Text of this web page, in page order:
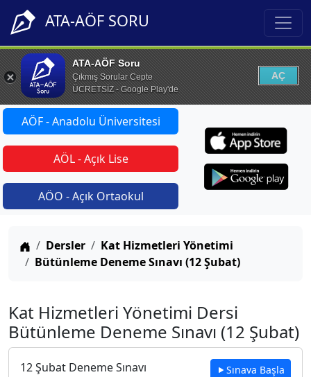
ATA-AÖF SORU
ATA-AÖF Soru
Çıkmış Sorular Cepte
ÜCRETSİZ - Google Play'de
AÇ
AÖF - Anadolu Üniversitesi
AÖL - Açık Lise
AÖO - Açık Ortaokul
Anasayfa
Dersler
Kat Hizmetleri Yönetimi
Bütünleme Deneme Sınavı (12 Şubat)
Kat Hizmetleri Yönetimi Dersi
Bütünleme Deneme Sınavı (12 Şubat)
12 Şubat Deneme Sınavı Sınava Başla